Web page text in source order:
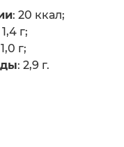
: 20 ккал;
1,4 г;
г;
: 2,9 г.